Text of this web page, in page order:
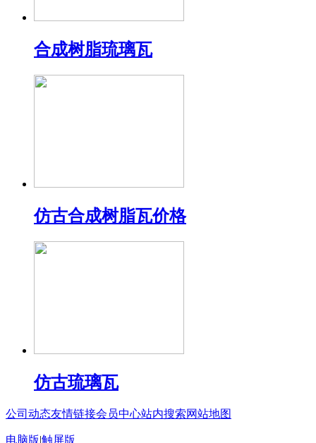
合成树脂琉璃瓦
仿古合成树脂瓦价格
仿古琉璃瓦
公司动态友情链接会员中心站内搜索网站地图
电脑版 触屏版